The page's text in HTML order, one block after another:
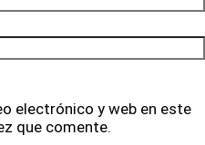
electrónico y web en este
que comente.